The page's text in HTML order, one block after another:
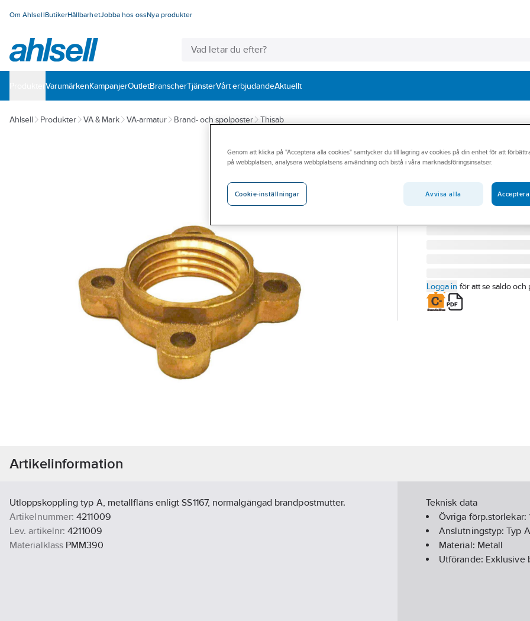
Om AhlsellButikerHållbarhetJobba hos ossNya produkter
VarumärkenKampanjerOutletBranscherTjänsterVårt erbjudandeAktuellt
Ahlsell Produkter VA & Mark VA-armatur Brand- och spolposter Thisab
THISAB
UTLOPPSKOPPLING
Artikelnummer:
4211009
4211009
Logga in för att se saldo och
Artikelinformation
Utloppskoppling typ A, metallfläns enligt SS1167, normalgängad brandpostmutter.
Artikelnummer: 4211009
Lev. artikelnr: 4211009
Materialklass PMM390
Teknisk data
Övriga förp.storlekar:
Anslutningstyp:Typ
Material: Metall
Utförande: Exklusive
Genom att klicka på "Acceptera alla cookies" samtycker du till lagring av cookies på din enhet för att
på webbplatsen, analysera webbplatsens användning och bistå i våra marknadsföringsinsatser.
Cookie-inställningar Avvisa alla